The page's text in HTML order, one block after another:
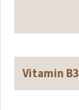
Vitamin B3